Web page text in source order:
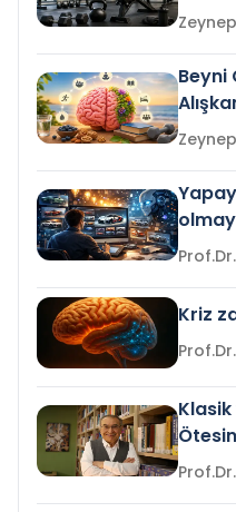
Beyni
Kriz